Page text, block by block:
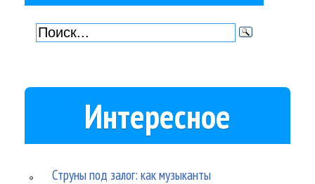
Интересное
Струны под залог: как музыканты